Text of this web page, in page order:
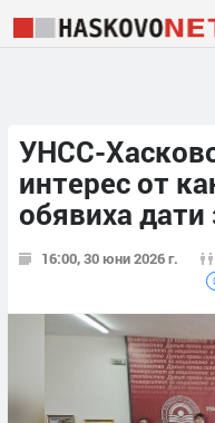
УНСС-
интерес от
обявиха дати
16:00, 30 юни 2026 г.